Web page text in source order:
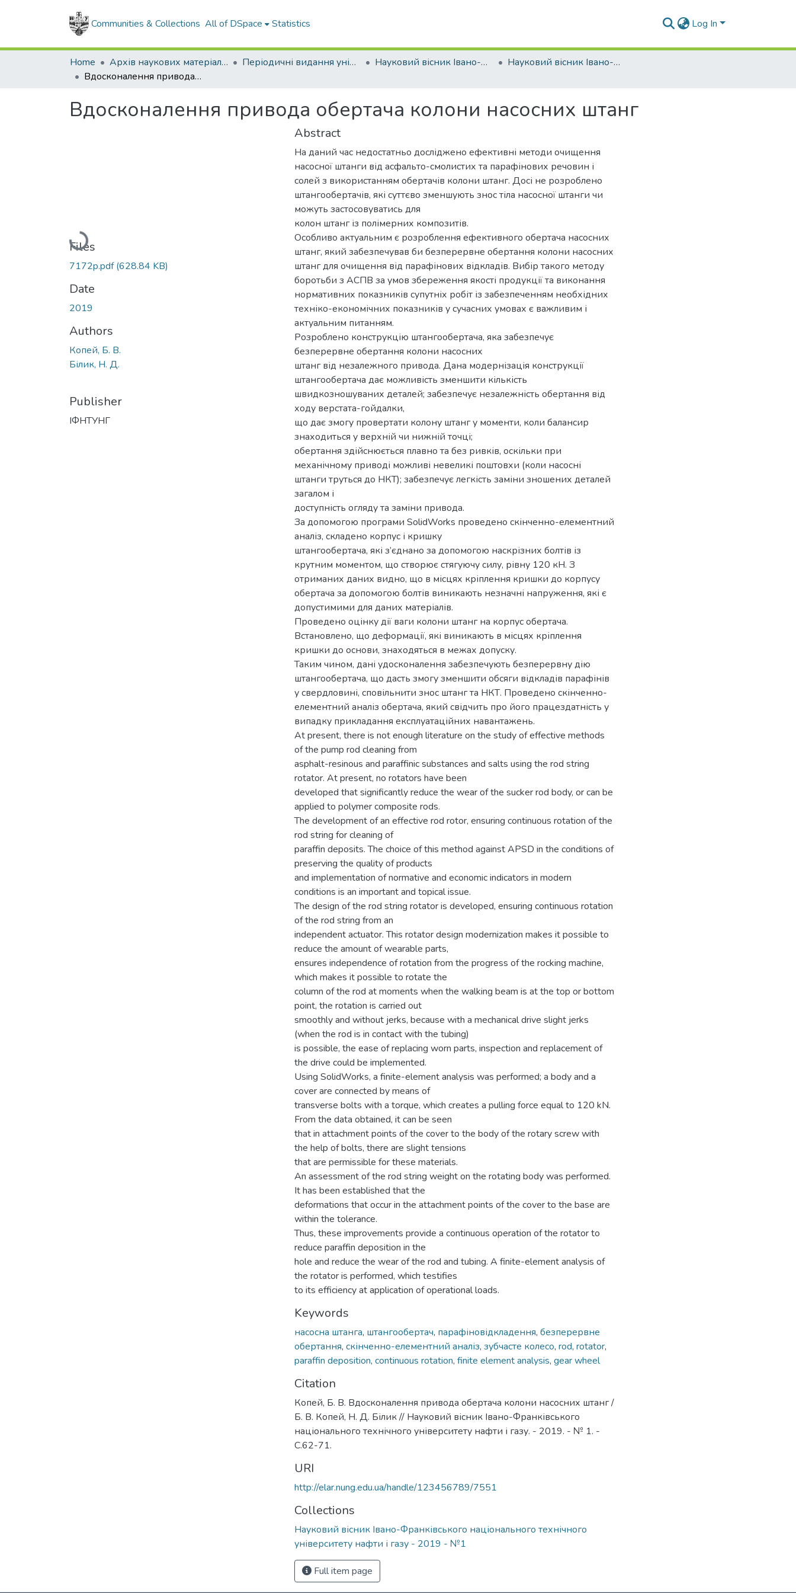
Communities & Collections All of DSpace Statistics Log In
Home Архів наукових матеріалів Періодичні видання університету Науковий вісник Івано-Франківського національного технічного університету нафти і газу
Науковий вісник Івано-Франківського національного технічного університету нафти і газу - 2019 - №1
Вдосконалення привода обертача колони насосних штанг
Вдосконалення привода обертача колони насосних штанг
Loading...
Files
7172p.pdf(628.84 KB)
Date
2019
Authors
Копей, Б. В.
Білик, Н. Д.
Publisher
ІФНТУНГ
Abstract
На даний час недостатньо досліджено ефективні методи очищення
насосної штанги від асфальто-смолистих та парафінових речовин і
солей з використанням обертачів колони штанг. Досі не розроблено
штангообертачів, які суттєво зменшують знос тіла насосної штанги чи
можуть застосовуватись для
колон штанг із полімерних композитів.
Особливо актуальним є розроблення ефективного обертача насосних
штанг, який забезпечував би безперервне обертання колони насосних
штанг для очищення від парафінових відкладів. Вибір такого методу
боротьби з АСПВ за умов збереження якості продукції та виконання
нормативних показників супутніх робіт із забезпеченням необхідних
техніко-економічних показників у сучасних умовах є важливим і
актуальним питанням.
Розроблено конструкцію штангообертача, яка забезпечує
безперервне обертання колони насосних
штанг від незалежного привода. Дана модернізація конструкції
штангообертача дає можливість зменшити кількість
швидкозношуваних деталей; забезпечує незалежність обертання від
ходу верстата-гойдалки,
що дає змогу провертати колону штанг у моменти, коли балансир
знаходиться у верхній чи нижній точці;
обертання здійснюється плавно та без ривків, оскільки при
механічному приводі можливі невеликі поштовхи (коли насосні
штанги труться до НКТ); забезпечує легкість заміни зношених деталей
загалом і
доступність огляду та заміни привода.
За допомогою програми SolidWorks проведено скінченно-елементний
аналіз, складено корпус і кришку
штангообертача, які з’єднано за допомогою наскрізних болтів із
крутним моментом, що створює стягуючу силу, рівну 120 кН. З
отриманих даних видно, що в місцях кріплення кришки до корпусу
обертача за допомогою болтів виникають незначні напруження, які є
допустимими для даних матеріалів.
Проведено оцінку дії ваги колони штанг на корпус обертача.
Встановлено, що деформації, які виникають в місцях кріплення
кришки до основи, знаходяться в межах допуску.
Таким чином, дані удосконалення забезпечують безперервну дію
штангообертача, що дасть змогу зменшити обсяги відкладів парафінів
у свердловині, сповільнити знос штанг та НКТ. Проведено скінченно-
елементний аналіз обертача, який свідчить про його працездатність у
випадку прикладання експлуатаційних навантажень.
At present, there is not enough literature on the study of effective methods
of the pump rod cleaning from
asphalt-resinous and paraffinic substances and salts using the rod string
rotator. At present, no rotators have been
developed that significantly reduce the wear of the sucker rod body, or can be
applied to polymer composite rods.
The development of an effective rod rotor, ensuring continuous rotation of the
rod string for cleaning of
paraffin deposits. The choice of this method against APSD in the conditions of
preserving the quality of products
and implementation of normative and economic indicators in modern
conditions is an important and topical issue.
The design of the rod string rotator is developed, ensuring continuous rotation
of the rod string from an
independent actuator. This rotator design modernization makes it possible to
reduce the amount of wearable parts,
ensures independence of rotation from the progress of the rocking machine,
which makes it possible to rotate the
column of the rod at moments when the walking beam is at the top or bottom
point, the rotation is carried out
smoothly and without jerks, because with a mechanical drive slight jerks
(when the rod is in contact with the tubing)
is possible, the ease of replacing worn parts, inspection and replacement of
the drive could be implemented.
Using SolidWorks, a finite-element analysis was performed; a body and a
cover are connected by means of
transverse bolts with a torque, which creates a pulling force equal to 120 kN.
From the data obtained, it can be seen
that in attachment points of the cover to the body of the rotary screw with
the help of bolts, there are slight tensions
that are permissible for these materials.
An assessment of the rod string weight on the rotating body was performed.
It has been established that the
deformations that occur in the attachment points of the cover to the base are
within the tolerance.
Thus, these improvements provide a continuous operation of the rotator to
reduce paraffin deposition in the
hole and reduce the wear of the rod and tubing. A finite-element analysis of
the rotator is performed, which testifies
to its efficiency at application of operational loads.
Keywords
насосна штанга, штангообертач, парафіновідкладення, безперервне
обертання, скінченно-елементний аналіз, зубчасте колесо, rod, rotator,
paraffin deposition, continuous rotation, finite element analysis, gear wheel
Citation
Копей, Б. В. Вдосконалення привода обертача колони насосних штанг /
Б. В. Копей, Н. Д. Білик // Науковий вісник Івано-Франківського
національного технічного університету нафти і газу. - 2019. - № 1. -
С.62-71.
URI
http://elar.nung.edu.ua/handle/123456789/7551
Collections
Науковий вісник Івано-Франківського національного технічного
університету нафти і газу - 2019 - №1
Full item page